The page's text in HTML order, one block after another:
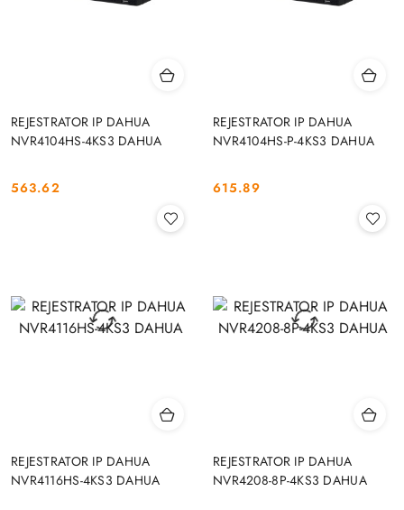
REJESTRATOR IP DAHUA
NVR4104HS-4KS3 DAHUA
Cena:
563.62
REJESTRATOR IP DAHUA
NVR4104HS-P-4KS3 DAHUA
Cena:
615.89
REJESTRATOR IP DAHUA
NVR4116HS-4KS3 DAHUA
REJESTRATOR IP DAHUA
NVR4208-8P-4KS3 DAHUA